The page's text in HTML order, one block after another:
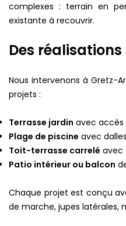
complexes : terrain en
existante à recouvrir.
Des
Nous intervenons à Gretz-
projets :
Terrasse jardin avec accès
Plage de piscine avec
Toit-terrasse carrelé avec
Patio intérieur ou balcon
Chaque projet est conçu
de marche, jupes latérales,